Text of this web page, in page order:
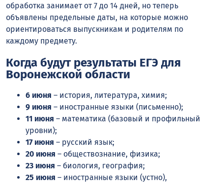
обработка занимает от 7 до 14 дней, но теперь
объявлены предельные даты, на которые можно
ориентироваться выпускникам и родителям по
каждому предмету.
Когда будут результаты ЕГЭ для
Воронежской области
6 июня – история, литература, химия;
9 июня – иностранные языки (письменно);
11 июня – математика (базовый и профильный
уровни);
17 июня – русский язык;
20 июня – обществознание, физика;
23 июня – биология, география;
25 июня – иностранные языки (устно),